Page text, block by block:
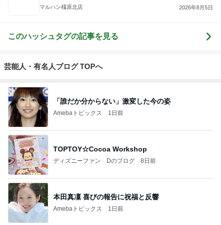
マルハン橿原北店 2026年8月5日
このハッシュタグの記事を見る
芸能人・有名人ブログ TOPへ
「誰だか分からない」激変した今の姿
Amebaトピックス 1日前
TOPTOY☆Cocoa Workshop
ディズニーファン Dのブログ 8日前
本田真凜 喜びの報告に祝福と反響
Amebaトピックス 1日前